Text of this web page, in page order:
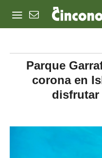
Parque
corona en
disfrutar